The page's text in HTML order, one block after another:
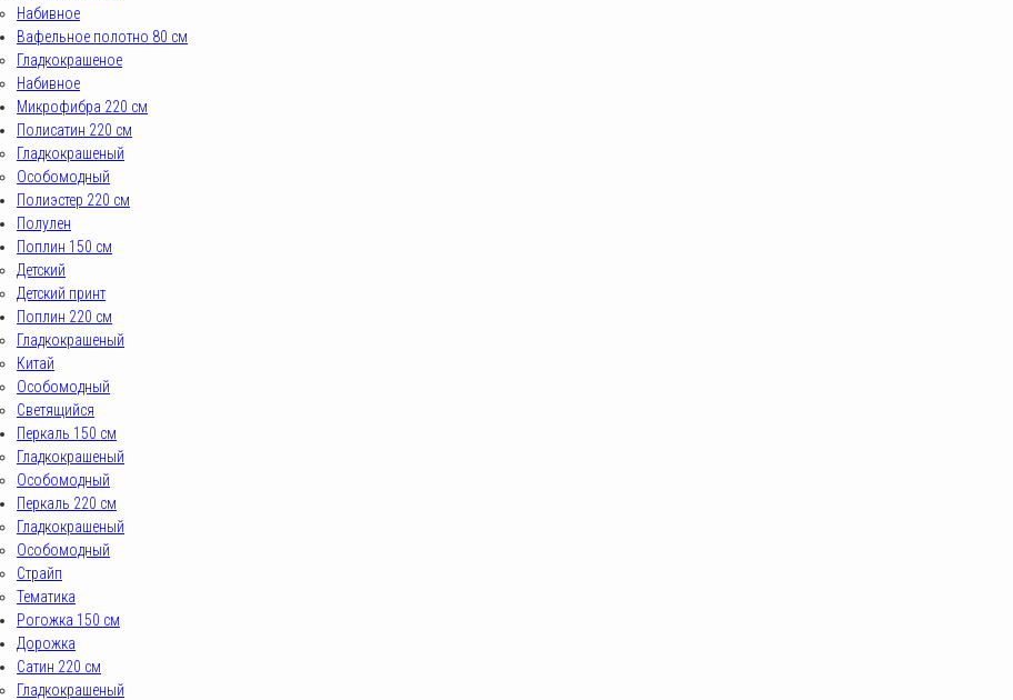
Набивное
Вафельное полотно 80 см
Гладкокрашеное
Набивное
Микрофибра 220 см
Полисатин 220 см
Гладкокрашеный
Особомодный
Полиэстер 220 см
Полулен
Поплин 150 см
Детский
Детский принт
Поплин 220 см
Гладкокрашеный
Китай
Особомодный
Светящийся
Перкаль 150 см
Гладкокрашеный
Особомодный
Перкаль 220 см
Гладкокрашеный
Особомодный
Страйп
Тематика
Рогожка 150 см
Дорожка
Сатин 220 см
Гладкокрашеный